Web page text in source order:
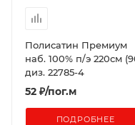
Полисатин Премиум
наб. 100% п/э 220см
диз. 22785-4
52 ₽/пог.м
ПОДРОБНЕЕ